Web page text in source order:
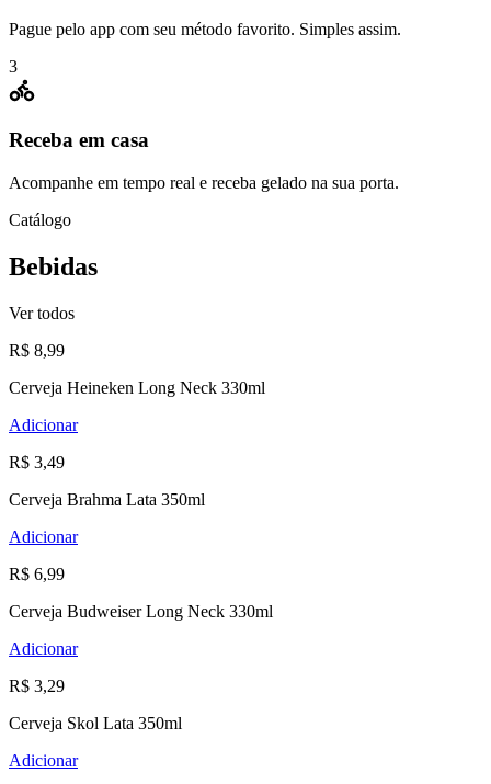
Pague pelo app com seu método favorito. Simples assim.
3
Receba em casa
Acompanhe em tempo real e receba gelado na sua porta.
Catálogo
Bebidas
Ver todos
R$ 8,99
Cerveja Heineken Long Neck 330ml
Adicionar
R$ 3,49
Cerveja Brahma Lata 350ml
Adicionar
R$ 6,99
Cerveja Budweiser Long Neck 330ml
Adicionar
R$ 3,29
Cerveja Skol Lata 350ml
Adicionar